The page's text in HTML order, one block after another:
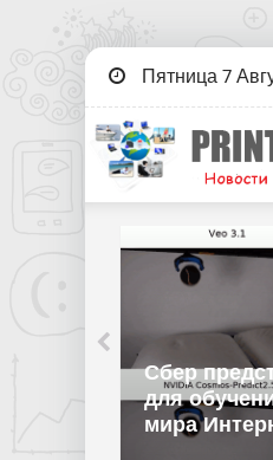
Пятница 7
Сбер
для
мира